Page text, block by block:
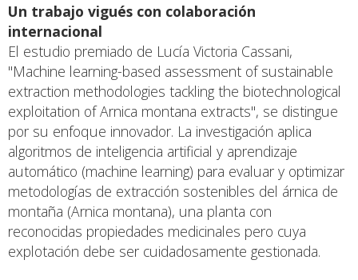
Un trabajo vigués con colaboración
internacional
El estudio premiado de Lucía Victoria Cassani,
"Machine learning-based assessment of sustainable
extraction methodologies tackling the biotechnological
exploitation of Arnica montana extracts", se distingue
por su enfoque innovador. La investigación aplica
algoritmos de inteligencia artificial y aprendizaje
automático (machine learning) para evaluar y optimizar
metodologías de extracción sostenibles del árnica de
montaña (Arnica montana), una planta con
reconocidas propiedades medicinales pero cuya
explotación debe ser cuidadosamente gestionada.